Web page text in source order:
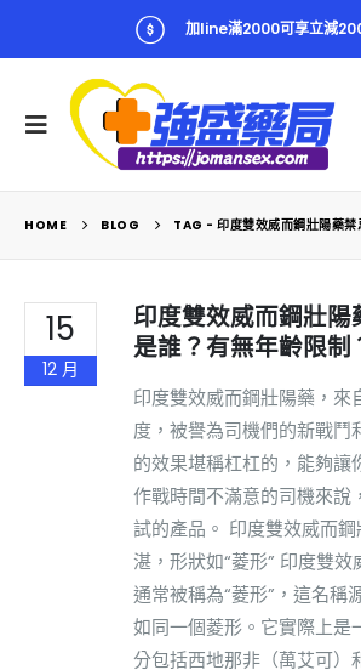
加line滿2000可享立減
HOME BLOG TAG - 印度雙效威而鋼壯陽藥禁
15
12 月
印度雙效威而鋼壯陽
是誰？有無年齡限制
印度雙效威而鋼壯陽藥，來
度，被譽為司機們的新戰鬥
的效果堪稱杠杠的，能夠讓
作戰時間不滿意的司機來說
試的產品。 印度雙效威而
湛，形狀如“菱形” 印度雙
通常被稱為“菱形”，這名稱
如同一個菱形。它實際上是
分包括西地那非（萬艾可）